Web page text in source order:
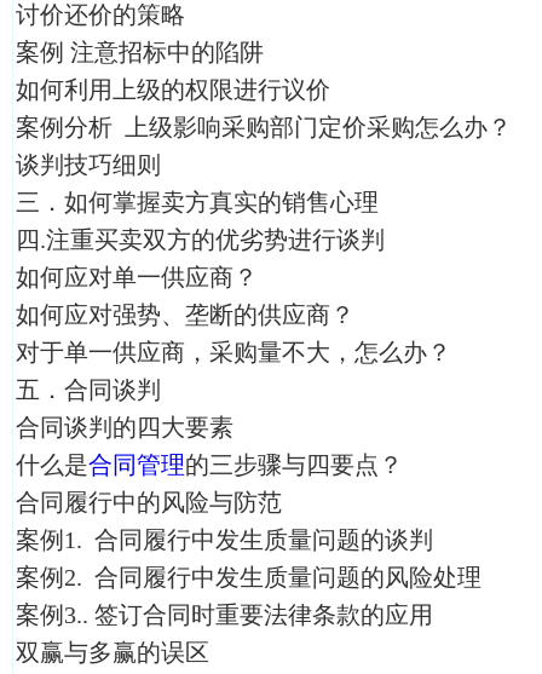
讨价还价的策略
案例 注意招标中的陷阱
如何利用上级的权限进行议价
案例分析 上级影响采购部门定价采购怎么办？
谈判技巧细则
三．如何掌握卖方真实的销售心理
四.注重买卖双方的优劣势进行谈判
如何应对单一供应商？
如何应对强势、垄断的供应商？
对于单一供应商，采购量不大，怎么办？
五．合同谈判
合同谈判的四大要素
什么是合同管理的三步骤与四要点？
合同履行中的风险与防范
案例1. 合同履行中发生质量问题的谈判
案例2. 合同履行中发生质量问题的风险处理
案例3.. 签订合同时重要法律条款的应用
双赢与多赢的误区